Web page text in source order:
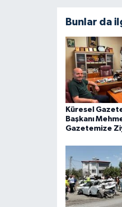
Bunlar da
Küresel
Başkanı
Gazetemize